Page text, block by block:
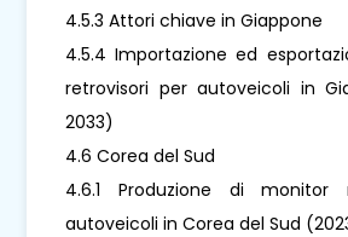
4.5.3 Attori chiave in Giappone
4.5.4 Importazione ed
retrovisori per autoveicoli in
2033)
4.6 Corea del Sud
4.6.1 Produzione di monitor
autoveicoli in Corea del Sud